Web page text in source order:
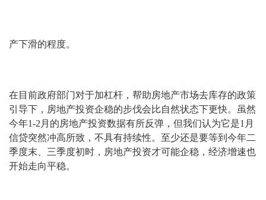
产下滑的程度。
在目前政府部门对于加杠杆，帮助房地产市场去库存的政策
引导下，房地产投资企稳的步伐会比自然状态下更快。虽然
今年1-2月的房地产投资数据有所反弹，但我们认为它是1月
信贷突然冲高所致，不具有持续性。至少还是要等到今年二
季度末、三季度初时，房地产投资才可能企稳，经济增速也
开始走向平稳。